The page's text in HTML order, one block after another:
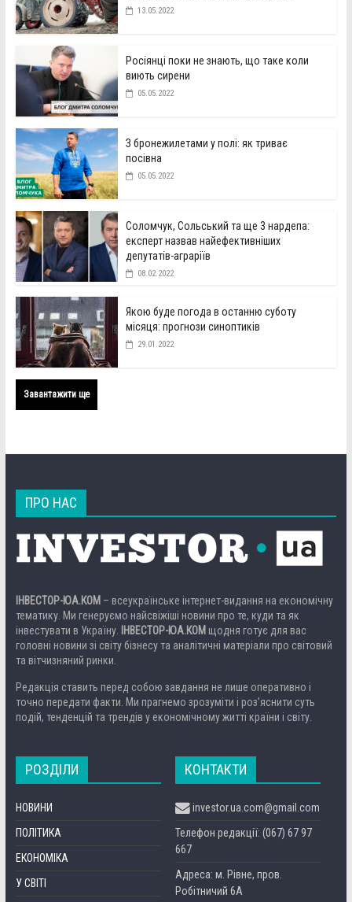
13.05.2022
Росіянці поки не знають, що таке коли
виють сирени
05.05.2022
З бронежилетами у полі: як триває
посівна
05.05.2022
Соломчук, Сольський та ще 3 нардепа:
експерт назвав найефективніших
депутатів-аграріїв
08.02.2022
Якою буде погода в останню суботу
місяця: прогнози синоптиків
29.01.2022
Завантажити ще
ПРО НАС
ІНВЕСТОР-ЮА.КОМ – всеукраїнське інтернет-видання на економічну
тематику. Ми генеруємо найсвіжіші новини про те, куди та як
інвестувати в Україну.
ІНВЕСТОР-ЮА.КОМ щодня готує для вас
головні новини зі світу бізнесу та аналітичні матеріали про світовий
та вітчизняний ринки.
Редакція ставить перед собою завдання не лише оперативно і
точно передати факти. Ми прагнемо зрозуміти і роз’яснити суть
подій, тенденцій та трендів у економічному житті країни і світу.
РОЗДІЛИ
НОВИНИ
ПОЛІТИКА
ЕКОНОМІКА
У СВІТІ
КОНТАКТИ
investor.ua.com@gmail.com
Телефон редакції: (067) 67 97
667
Адреса: м. Рівне, пров.
Робітничий 6А